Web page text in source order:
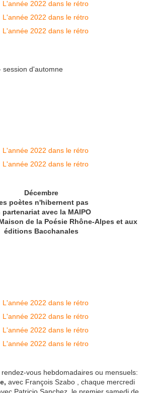
session d'automne
Décembre
poètes n'hibernent pas
partenariat avec la MAIPO
de la Poésie Rhône-Alpes et aux
éditions Bacchanales
vous hebdomadaires ou mensuels:
avec François Szabo , chaque mercredi